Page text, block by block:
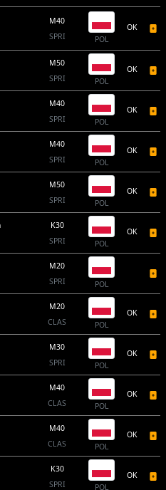
M40
SPRI
POL
OK
M50
SPRI
POL
OK
M40
SPRI
POL
OK
M40
SPRI
POL
OK
M50
SPRI
POL
OK
K30
SPRI
POL
OK
M20
SPRI
POL
M20
CLAS
POL
OK
M30
SPRI
POL
OK
M40
CLAS
POL
OK
M40
CLAS
POL
OK
K30
SPRI
POL
OK